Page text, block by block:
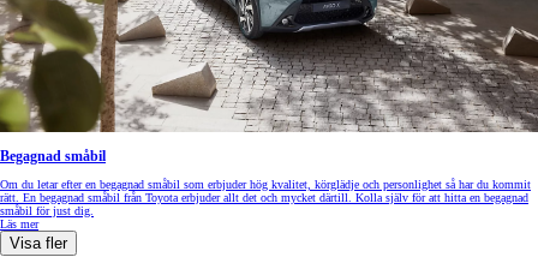
Begagnad småbil
Om du letar efter en begagnad småbil som erbjuder hög kvalitet, körglädje och personlighet så har du kommit
rätt. En begagnad småbil från Toyota erbjuder allt det och mycket därtill. Kolla själv för att hitta en begagnad
småbil för just dig.
Läs mer
Visa fler